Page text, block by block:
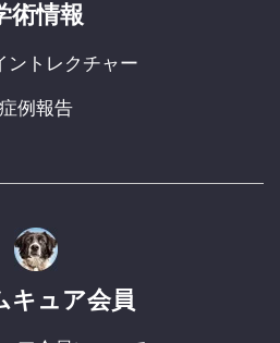
術情報
ントレクチャー
症例報告
キュア会員